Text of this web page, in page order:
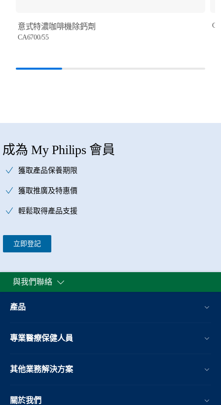
意式特濃咖啡機除鈣劑
CA6700/55
成為 My Philips 會員
獲取產品保養期限
獲取推廣及特惠價
輕鬆取得產品支援
立即登記
與我們聯絡
產品
專業醫療保健人員
其他業務解決方案​
關於我們